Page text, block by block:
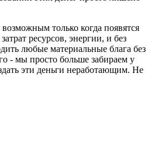
только когда появятся
ресурсов, энергии, и без
любые материальные блага без
- мы просто больше забираем у
эти деньги неработающим. Не